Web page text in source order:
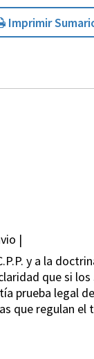
Imprimir
|
y a la
que si
prueba legal
que regulan